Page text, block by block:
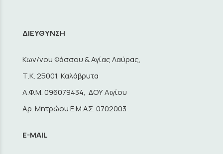
ΔΙΕΥΘΥΝΣΗ
Κων/νου Φάσσου & Αγίας Λαύρας,
Τ.Κ. 25001, Καλάβρυτα
A.Φ.Μ. 096079434, ΔΟΥ Αιγίου
Αρ. Μητρώου Ε.Μ.ΑΣ. 0702003
E-MAIL